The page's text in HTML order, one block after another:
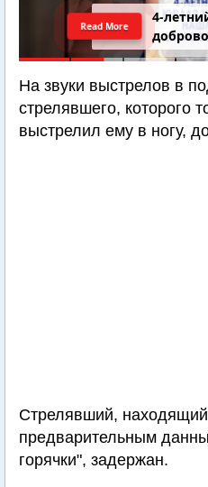
4-
Read More
На звуки выстрелов в
стрелявшего, которого
выстрелил ему в ногу,
Стрелявший,
предварительным
горячки", задержан.